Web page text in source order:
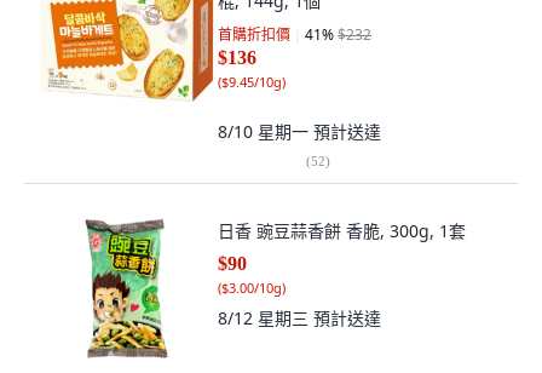
首購折扣價 41%$232
$136
($9.45/10g)
8/10 星期一 預計送達
(52)
日香 豌豆蒜香餅 香脆, 300g, 1套
$90
($3.00/10g)
8/12 星期三 預計送達